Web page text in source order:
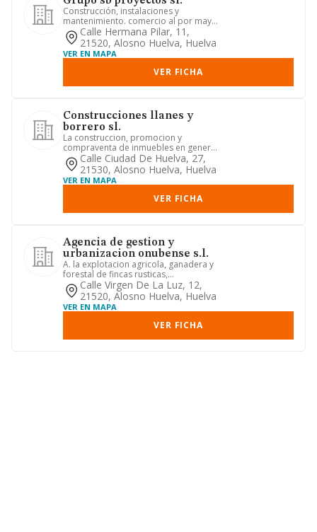
Construcción, instalaciones y
mantenimiento. comercio al por mayor
y al por menor. distribución com...
Calle Hermana Pilar, 11,
21520, Alosno Huelva, Huelva
VER EN MAPA
VER FICHA
Construcciones llanes y
borrero sl.
La construccion, promocion y
compraventa de inmuebles en general,
asi como todo tipo de trabajos au...
Calle Ciudad De Huelva, 27,
21530, Alosno Huelva, Huelva
VER EN MAPA
VER FICHA
Agencia de gestion y
urbanizacion onubense s.l.
A. la explotacion agricola, ganadera y
forestal de fincas rusticas,
directamente o en arrendamiento...
Calle Virgen De La Luz, 12,
21520, Alosno Huelva, Huelva
VER EN MAPA
VER FICHA